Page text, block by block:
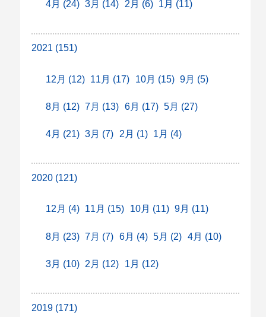
4月 (24) 3月 (14) 2月 (6) 1月 (11)
2021 (151)
12月 (12) 11月 (17) 10月 (15) 9月 (5)
8月 (12) 7月 (13) 6月 (17) 5月 (27)
4月 (21) 3月 (7) 2月 (1) 1月 (4)
2020 (121)
12月 (4) 11月 (15) 10月 (11) 9月 (11)
8月 (23) 7月 (7) 6月 (4) 5月 (2) 4月 (10)
3月 (10) 2月 (12) 1月 (12)
2019 (171)